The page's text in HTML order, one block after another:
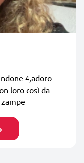
4,adoro
loro così da